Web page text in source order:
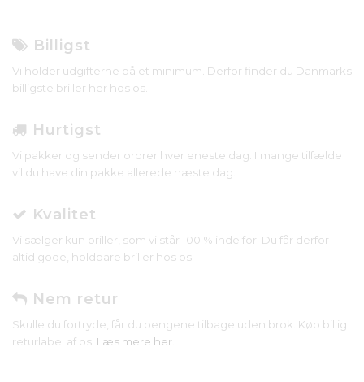
Billigst
Vi holder udgifterne på et minimum. Derfor finder du Danmarks
billigste briller her hos os.
Hurtigst
Vi pakker og sender ordrer hver eneste dag. I mange tilfælde
vil du have din pakke allerede næste dag.
Kvalitet
Vi sælger kun briller, som vi står 100 % inde for. Du får derfor
altid gode, holdbare briller hos os.
Nem retur
Skulle du fortryde, får du pengene tilbage uden brok. Køb billig
returlabel af os. Læs mere her.